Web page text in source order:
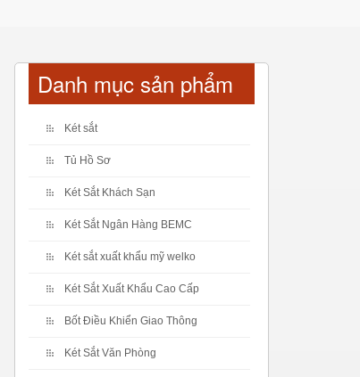
Danh mục sản phẩm
Két sắt
Tủ Hồ Sơ
Két Sắt Khách Sạn
Két Sắt Ngân Hàng BEMC
Két sắt xuất khẩu mỹ welko
Két Sắt Xuất Khẩu Cao Cấp
Bốt Điều Khiển Giao Thông
Két Sắt Văn Phòng